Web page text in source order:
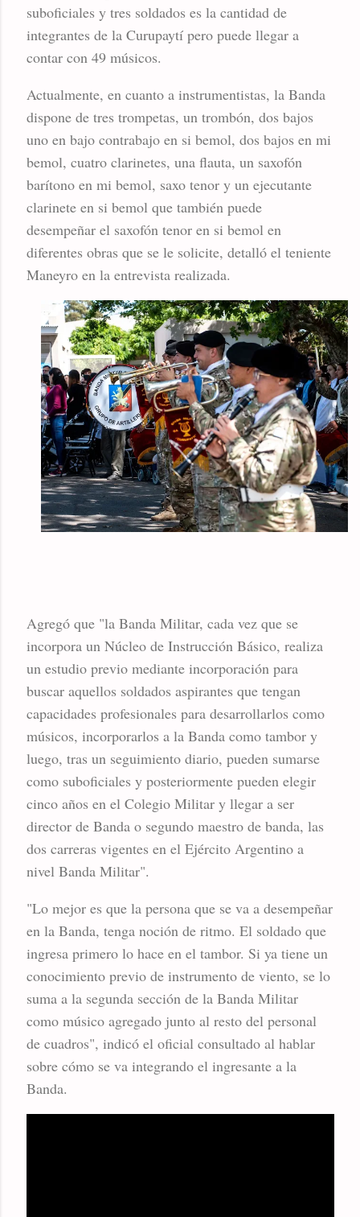
suboficiales y tres soldados es la cantidad de
integrantes de la Curupaytí pero puede llegar a
contar con 49 músicos.
Actualmente, en cuanto a instrumentistas, la Banda
dispone de tres trompetas, un trombón, dos bajos
uno en bajo contrabajo en si bemol, dos bajos en mi
bemol, cuatro clarinetes, una flauta, un saxofón
barítono en mi bemol, saxo tenor y un ejecutante
clarinete en si bemol que también puede
desempeñar el saxofón tenor en si bemol en
diferentes obras que se le solicite, detalló el teniente
Maneyro en la entrevista realizada.
Agregó que "la Banda Militar, cada vez que se
incorpora un Núcleo de Instrucción Básico, realiza
un estudio previo mediante incorporación para
buscar aquellos soldados aspirantes que tengan
capacidades profesionales para desarrollarlos como
músicos, incorporarlos a la Banda como tambor y
luego, tras un seguimiento diario, pueden sumarse
como suboficiales y posteriormente pueden elegir
cinco años en el Colegio Militar y llegar a ser
director de Banda o segundo maestro de banda, las
dos carreras vigentes en el Ejército Argentino a
nivel Banda Militar".
"Lo mejor es que la persona que se va a desempeñar
en la Banda, tenga noción de ritmo. El soldado que
ingresa primero lo hace en el tambor. Si ya tiene un
conocimiento previo de instrumento de viento, se lo
suma a la segunda sección de la Banda Militar
como músico agregado junto al resto del personal
de cuadros", indicó el oficial consultado al hablar
sobre cómo se va integrando el ingresante a la
Banda.